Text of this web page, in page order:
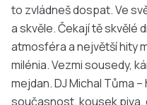
to zvládneš dospat. Ve
a skvěle. Čekají tě skvělé
atmosféra a největší hity
milénia. Vezmi sousedy,
mejdan. DJ Michal Tůma
současnost, kousek piva,